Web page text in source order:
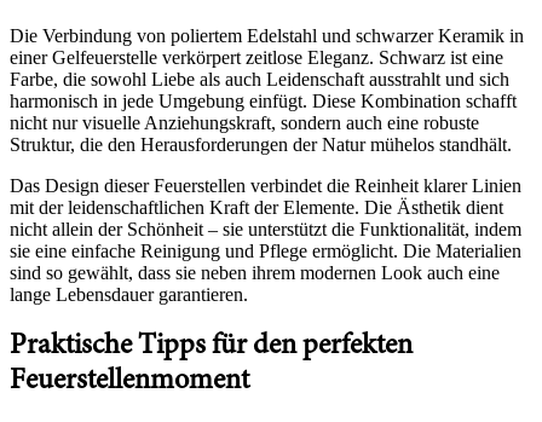
Die Verbindung von poliertem Edelstahl und schwarzer Keramik in
einer Gelfeuerstelle verkörpert zeitlose Eleganz. Schwarz ist eine
Farbe, die sowohl Liebe als auch Leidenschaft ausstrahlt und sich
harmonisch in jede Umgebung einfügt. Diese Kombination schafft
nicht nur visuelle Anziehungskraft, sondern auch eine robuste
Struktur, die den Herausforderungen der Natur mühelos standhält.
Das Design dieser Feuerstellen verbindet die Reinheit klarer Linien
mit der leidenschaftlichen Kraft der Elemente. Die Ästhetik dient
nicht allein der Schönheit – sie unterstützt die Funktionalität, indem
sie eine einfache Reinigung und Pflege ermöglicht. Die Materialien
sind so gewählt, dass sie neben ihrem modernen Look auch eine
lange Lebensdauer garantieren.
Praktische Tipps für den perfekten
Feuerstellenmoment